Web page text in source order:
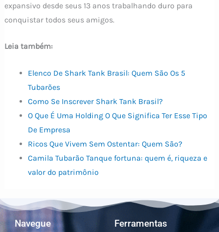
expansivo desde seus 13 anos trabalhando duro para
conquistar todos seus amigos.
Leia também:
Elenco De Shark Tank Brasil: Quem São Os 5
Tubarões
Como Se Inscrever Shark Tank Brasil?
O Que É Uma Holding O Que Significa Ter Esse Tipo
De Empresa
Ricos Que Vivem Sem Ostentar: Quem São?
Camila Tubarão Tanque fortuna: quem é, riqueza e
valor do patrimônio
Navegue Ferramentas